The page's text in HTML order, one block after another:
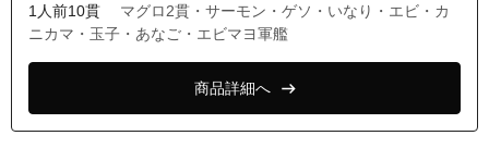
東京都大田区南馬込６丁目
東京都品川区中延５丁目
東京都品川区中延６丁目
東京都品川区西大井１丁目
1人前10貫
マグロ2貫・サーモン・ゲソ・いなり・エビ・カ
ニカマ・玉子・あなご・エビマヨ軍艦
商品詳細へ